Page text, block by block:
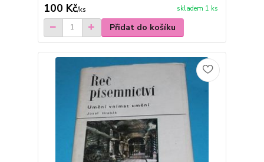
100 Kč/ks skladem 1 ks
Přidat do košíku